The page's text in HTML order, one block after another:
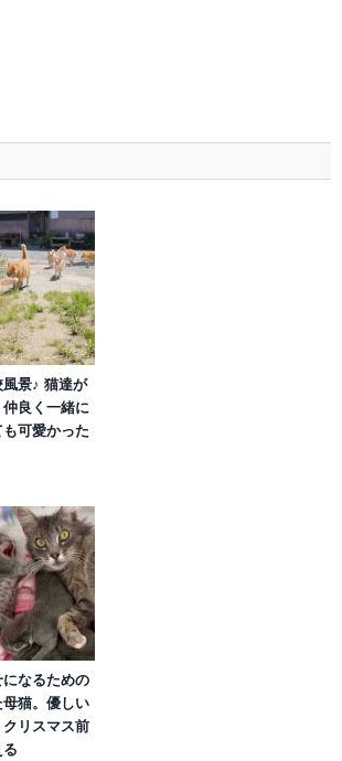
景♪ 猫達が
良く一緒に
可愛かった
なるための
猫。優しい
リスマス前